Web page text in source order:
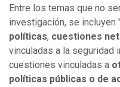
Entre los temas que no
investigación, se incluyen
políticas, cuestiones
vinculadas a la seguridad
cuestiones vinculadas a
políticas públicas o de